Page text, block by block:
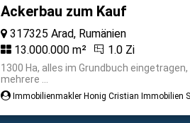
Ackerbau zum Kauf
317325 Arad, Rumänien
13.000.000 m²
1.0 Zi
1300 Ha, alles im Grundbuch
mehrere ...
Immobilienmakler Honig Cristian Immobilien